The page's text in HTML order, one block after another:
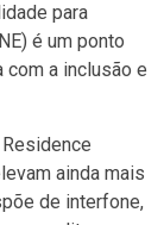
para
é um ponto
a inclusão e
ainda mais
de interfone,